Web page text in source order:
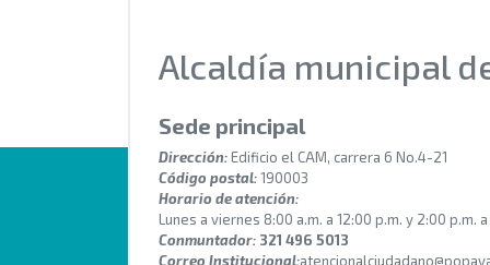
Alcaldía municipal
Sede principal
Dirección: Edificio el CAM, carrera 6 No.4-21
Código postal:190003
Horario de atención:
Lunes a viernes 8:00 a.m. a 12:00 p.m. y 2:00 p.m.
Conmuntador: 321 496 5013
Correo Institucional: